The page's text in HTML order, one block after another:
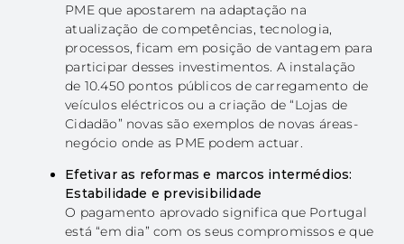
PME que apostarem na adaptação na
atualização de competências, tecnologia,
processos, ficam em posição de vantagem para
participar desses investimentos. A instalação
de 10.450 pontos públicos de carregamento de
veículos eléctricos ou a criação de “Lojas de
Cidadão” novas são exemplos de novas áreas-
negócio onde as PME podem actuar.
Efetivar as reformas e marcos intermédios:
Estabilidade e previsibilidade
O pagamento aprovado significa que Portugal
está “em dia” com os seus compromissos e que